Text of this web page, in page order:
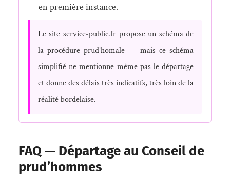
en première instance.
Le site service-public.fr propose un schéma de
la procédure prud’homale — mais ce schéma
simplifié ne mentionne même pas le départage
et donne des délais très indicatifs, très loin de la
réalité bordelaise.
FAQ — Départage au Conseil de
prud’hommes